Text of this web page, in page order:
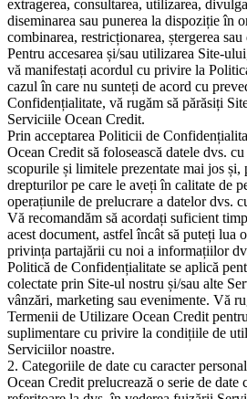
extragerea, consultarea, utilizarea,
diseminarea sau punerea la dispoziție în
combinarea, restricționarea, ștergerea
Pentru accesarea și/sau utilizarea Site-
vă manifestați acordul cu privire la
cazul în care nu sunteți de acord cu
Confidențialitate, vă rugăm să părăsiți
Serviciile Ocean Credit.
Prin acceptarea Politicii de
Ocean Credit să folosească datele dvs.
scopurile și limitele prezentate mai jos și,
drepturilor pe care le aveți în calitate de
operațiunile de prelucrare a datelor dvs.
Vă recomandăm să acordați suficient
acest document, astfel încât să puteți lua
privința partajării cu noi a informațiilor
Politică de Confidențialitate se aplică
colectate prin Site-ul nostru și/sau alte
vânzări, marketing sau evenimente. Vă
Termenii de Utilizare Ocean Credit
suplimentare cu privire la condițiile de
Serviciilor noastre.
2. Categoriile de date cu caracter
Ocean Credit prelucrează o serie de date